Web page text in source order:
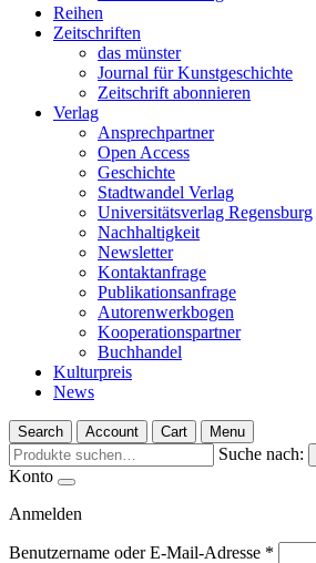
Reihen
Zeitschriften
das münster
Journal für Kunstgeschichte
Zeitschrift abonnieren
Verlag
Ansprechpartner
Open Access
Geschichte
Stadtwandel Verlag
Universitätsverlag Regensburg
Nachhaltigkeit
Newsletter
Kontaktanfrage
Publikationsanfrage
Autorenwerkbogen
Kooperationspartner
Buchhandel
Kulturpreis
News
Search Account Cart Menu
Suche nach:
Konto
Anmelden
Benutzername oder E-Mail-Adresse *